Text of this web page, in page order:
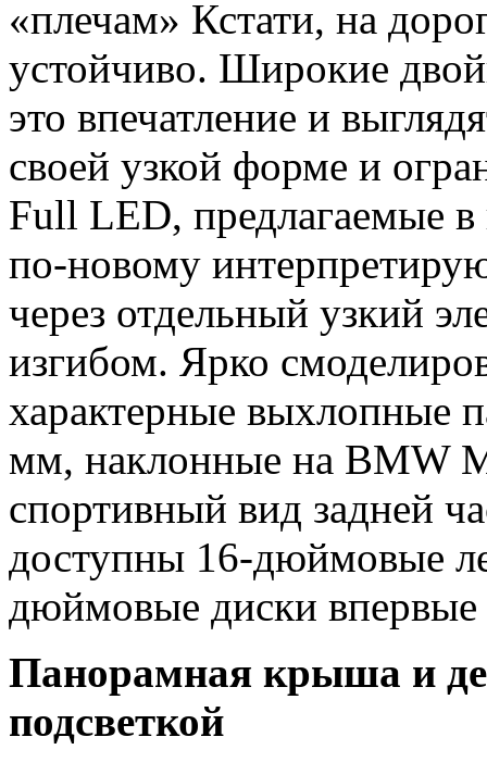
«плечам» Кстати, на
устойчиво. Широкие
это впечатление и
своей узкой форме и
Full LED, предлагаемые
по-новому
через отдельный узкий
изгибом. Ярко
характерные выхлопные
мм, наклонные на BMW
спортивный вид задней
доступны 16-дюймовые
дюймовые диски впервые
Панорамная крыша и
подсветкой